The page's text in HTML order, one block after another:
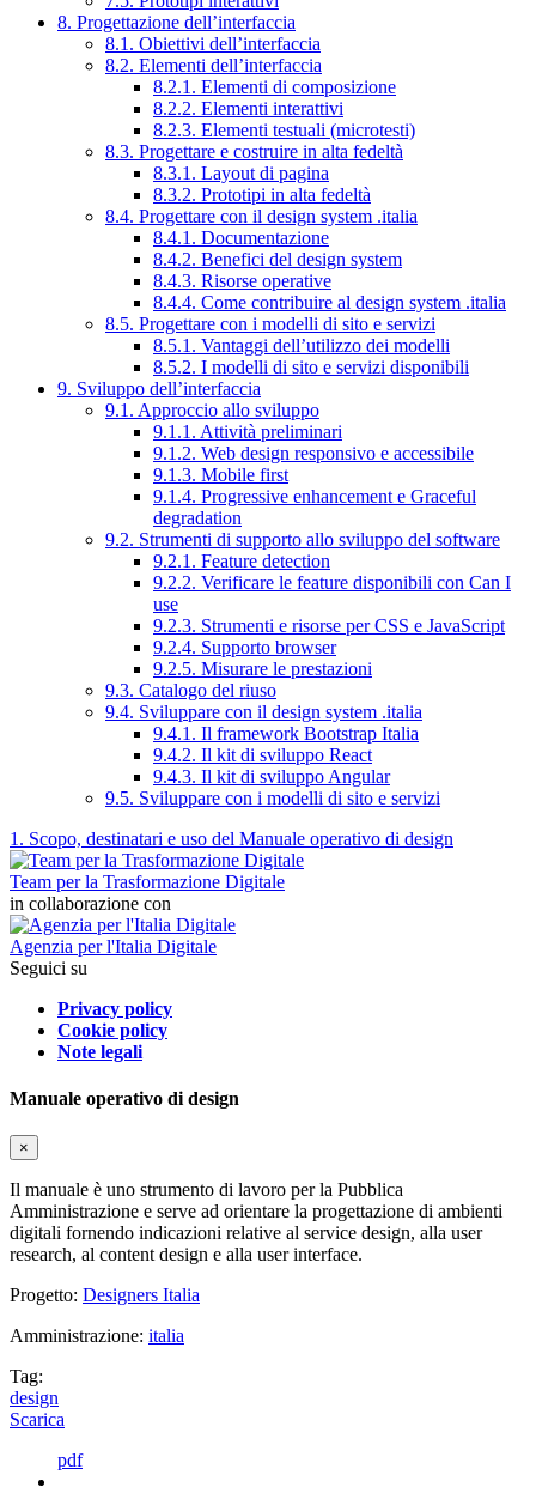
8. Progettazione dell’interfaccia
8.1. Obiettivi dell’interfaccia
8.2. Elementi dell’interfaccia
8.2.1. Elementi di composizione
8.2.2. Elementi interattivi
8.2.3. Elementi testuali (microtesti)
8.3. Progettare e costruire in alta fedeltà
8.3.1. Layout di pagina
8.3.2. Prototipi in alta fedeltà
8.4. Progettare con il design system .italia
8.4.1. Documentazione
8.4.2. Benefici del design system
8.4.3. Risorse operative
8.4.4. Come contribuire al design system .italia
8.5. Progettare con i modelli di sito e servizi
8.5.1. Vantaggi dell’utilizzo dei modelli
8.5.2. I modelli di sito e servizi disponibili
9. Sviluppo dell’interfaccia
9.1. Approccio allo sviluppo
9.1.1. Attività preliminari
9.1.2. Web design responsivo e accessibile
9.1.3. Mobile first
9.1.4. Progressive enhancement e Graceful
degradation
9.2. Strumenti di supporto allo sviluppo del software
9.2.1. Feature detection
9.2.2. Verificare le feature disponibili con Can I
use
9.2.3. Strumenti e risorse per CSS e JavaScript
9.2.4. Supporto browser
9.2.5. Misurare le prestazioni
9.3. Catalogo del riuso
9.4. Sviluppare con il design system .italia
9.4.1. Il framework Bootstrap Italia
9.4.2. Il kit di sviluppo React
9.4.3. Il kit di sviluppo Angular
9.5. Sviluppare con i modelli di sito e servizi
1. Scopo, destinatari e uso del Manuale operativo di design
Team per la Trasformazione Digitale
in collaborazione con
Agenzia per l'Italia Digitale
Seguici su
Privacy policy
Cookie policy
Note legali
Manuale operativo di design
×
Il manuale è uno strumento di lavoro per la Pubblica
Amministrazione e serve ad orientare la progettazione di ambienti
digitali fornendo indicazioni relative al service design, alla user
research, al content design e alla user interface.
Progetto: Designers Italia
Amministrazione: italia
Tag:
design
Scarica
pdf